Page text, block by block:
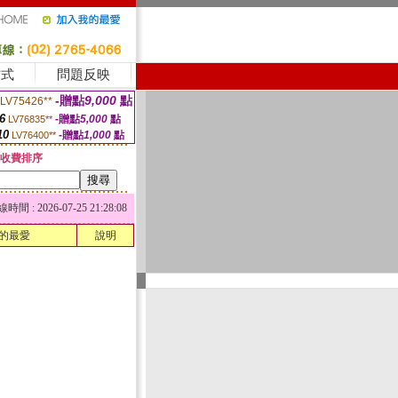
問題反映
LV75426** -贈點9,000 點
LV76835** -贈點5,000點
LV76400** -贈點1,000 點
費排序
時間 : 2026-07-25 21:28:08
最愛 說明